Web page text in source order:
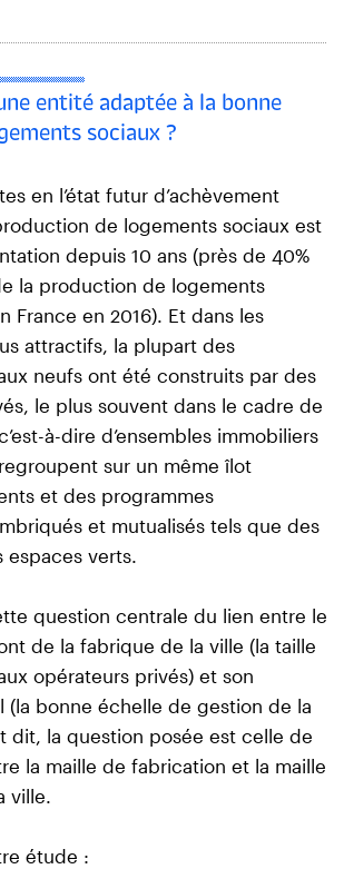
entité adaptée à la bonne
sociaux ?
en l’état futur d’achèvement
de logements sociaux est
depuis 10 ans (près de 40%
la production de logements
France en 2016). Et dans les
attractifs, la plupart des
neufs ont été construits par des
le plus souvent dans le cadre de
à-dire d’ensembles immobiliers
sur un même îlot
et des programmes
et mutualisés tels que des
espaces verts.
question centrale du lien entre le
de la fabrique de la ville (la taille
opérateurs privés) et son
(la bonne échelle de gestion de la
dit, la question posée est celle de
la maille de fabrication et la maille
ville.
étude :